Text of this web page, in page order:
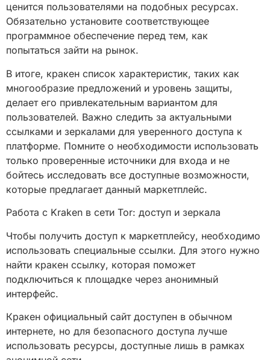
ценится пользователями на подобных ресурсах.
Обязательно установите соответствующее
программное обеспечение перед тем, как
попытаться зайти на рынок.
В итоге, кракен список характеристик, таких как
многообразие предложений и уровень защиты,
делает его привлекательным вариантом для
пользователей. Важно следить за актуальными
ссылками и зеркалами для уверенного доступа к
платформе. Помните о необходимости использовать
только проверенные источники для входа и не
бойтесь исследовать все доступные возможности,
которые предлагает данный маркетплейс.
Работа с Kraken в сети Tor: доступ и зеркала
Чтобы получить доступ к маркетплейсу, необходимо
использовать специальные ссылки. Для этого нужно
найти кракен ссылку, которая поможет
подключиться к площадке через анонимный
интерфейс.
Кракен официальный сайт доступен в обычном
интернете, но для безопасного доступа лучше
использовать ресурсы, доступные лишь в рамках